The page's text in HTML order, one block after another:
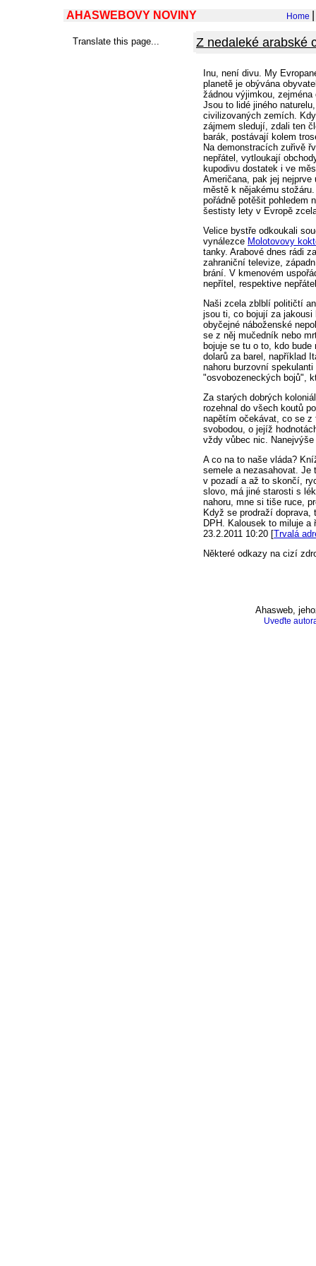
AHASWEBOVY NOVINY Home
Translate this page... Z nedaleké arabské
Inu, není divu. My
planetě je obývána
žádnou výjimkou,
Jsou to lidé jiného
civilizovaných zemích.
zájmem sledují, zdali ten
barák, postávají kolem
Na demonstracích zuřivě
nepřátel, vytloukají
kupodivu dostatek i ve
Američana, pak jej
městě k nějakému
pořádně potěšit pohledem
šestisty lety v Evropě
Velice bystře odkoukali
vynálezce Molotovovy
tanky. Arabové dnes rádi
zahraniční televize,
brání. V kmenovém
nepřítel, respektive
Naši zcela zblblí političtí
jsou ti, co bojují za jakousi
obyčejné náboženské
se z něj mučedník nebo
bojuje se tu o to, kdo bude
dolarů za barel, například
nahoru burzovní
"osvobozeneckých bojů",
Za starých dobrých
rozehnal do všech koutů
napětím očekávat, co se
svobodou, o jejíž
vždy vůbec nic.
A co na to naše vláda?
semele a nezasahovat. Je
v pozadí a až to skončí,
slovo, má jiné starosti s
nahoru, mne si tiše ruce,
Když se prodraží
DPH. Kalousek to miluje
23.2.2011 10:20 [Trvalá
Některé odkazy na cizí
Ahasweb,
Uveďte